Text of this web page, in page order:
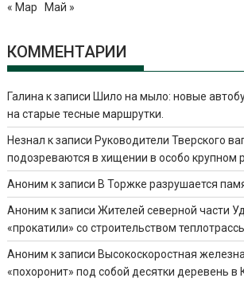
« Мар
Май »
КОММЕНТАРИИ
Галинак записи Шило на мыло: новые
на старые тесные маршрутки.
Незнал к записи Руководители Тверского
подозреваются в хищении в особо крупном
Аноним к записи В Торжке разрушается
Аноним к записиЖителей северной части
«прокатили» со строительством
Аноним к записи Высокоскоростная
«похоронит» под собой десятки деревень в